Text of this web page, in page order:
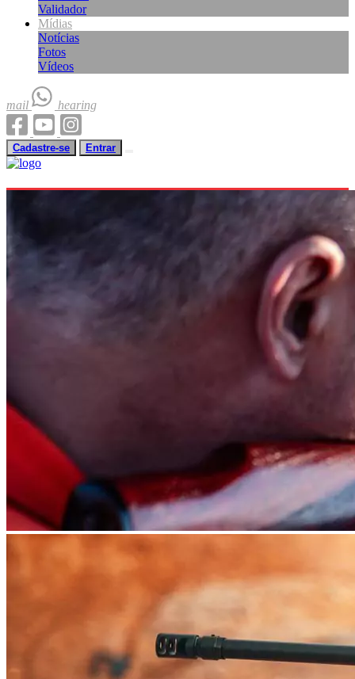
Validador
Mídias
Notícias
Fotos
Vídeos
mail hearing
Cadastre-se Entrar